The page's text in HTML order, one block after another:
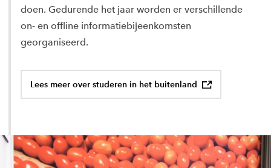
doen. Gedurende het jaar worden er verschillende
on- en offline informatiebijeenkomsten
georganiseerd.
Lees meer over studeren in het buitenland